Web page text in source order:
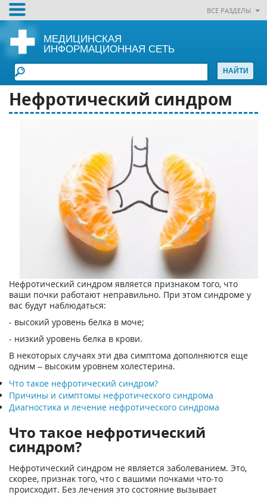
ВСЕ РАЗДЕЛЫ
МЕДИЦИНСКАЯ
ИНФОРМАЦИОННАЯ СЕТЬ
Нефротический синдром
Нефротический синдром является признаком того, что
ваши почки работают неправильно. При этом синдроме у
вас будут наблюдаться:
- высокий уровень белка в моче;
- низкий уровень белка в крови.
В некоторых случаях эти два симптома дополняются еще
одним – высоким уровнем холестерина.
Что такое нефротический синдром?
Причины и симптомы нефротического синдрома
Диагностика и лечение нефротического синдрома
Что такое нефротический
синдром?
Нефротический синдром не является заболеванием. Это,
скорее, признак того, что с вашими почками что-то
происходит. Без лечения это состояние вызывает